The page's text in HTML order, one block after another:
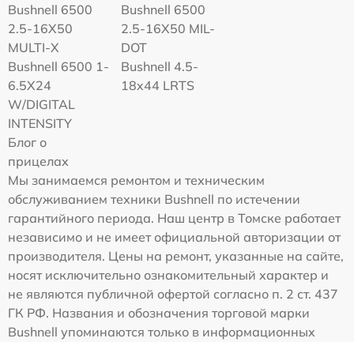
Bushnell 6500
2.5-16X50
MULTI-X
Bushnell 6500
2.5-16X50 MIL-
DOT
Bushnell 6500 1-
6.5X24
W/DIGITAL
INTENSITY
Bushnell 4.5-
18x44 LRTS
Блог о
прицелах
Мы занимаемся ремонтом и техническим
обслуживанием техники Bushnell по истечении
гарантийного периода. Наш центр в Томске работает
независимо и не имеет официальной авторизации от
производителя. Цены на ремонт, указанные на сайте,
носят исключительно ознакомительный характер и
не являются публичной офертой согласно п. 2 ст. 437
ГК РФ. Названия и обозначения торговой марки
Bushnell упоминаются только в информационных